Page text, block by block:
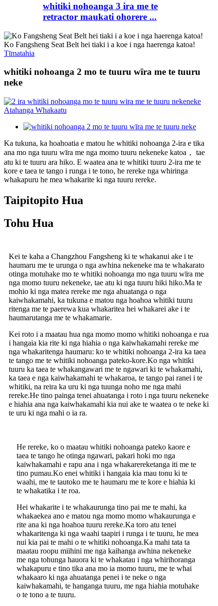
whitiki nohoanga 3 ira me te
retractor maukati ohorere ...
Ko Fangsheng Seat Belt hei tiaki i a koe i nga haerenga katoa!
Tīmatahia
whitiki nohoanga 2 mo te tuuru wīra me te tuuru
neke
Ka tukuna, ka hoahoatia e matou he whitiki nohoanga 2-ira e tika
ana mo nga tuuru wīra me nga momo tuuru nekeneke katoa， tae
atu ki te tuuru ara hiko. E waatea ana te whitiki tuuru 2-ira me te
kore e taea te tango i runga i te tono, he rereke nga whiringa
whakapuru he mea whakarite ki nga tuuru rereke.
Taipitopito Hua
Tohu Hua
Kei te kaha a Changzhou Fangsheng ki te whakanui ake i te
haumaru me te urunga o nga awhina nekeneke ma te whakarato
otinga motuhake mo te whitiki nohoanga mo nga tuuru wīra me
nga momo tuuru nekeneke, tae atu ki nga tuuru hiki hiko.Ma te
mohio ki nga matea rereke me nga ahuatanga o nga
kaiwhakamahi, ka tukuna e matou nga hoahoa whitiki tuuru
ritenga me te paerewa kua whakaritea hei whakarei ake i te
haumarutanga me te whakamarie.
Kei roto i a maatau hua nga momo momo whitiki nohoanga e rua
i hangaia kia rite ki nga hiahia o nga kaiwhakamahi rereke me
nga whakaritenga haumaru: ko te whitiki nohoanga 2-ira ka taea
te tango me te whitiki nohoanga pateko-kore.Ko nga whitiki
tuuru ka taea te whakangawari me te ngawari ki te whakamahi,
ka taea e nga kaiwhakamahi te whakaroa, te tango pai ranei i te
whitiki, na reira ka uru ki nga tuunga noho me nga mahi
rereke.He tino painga tenei ahuatanga i roto i nga tuuru nekeneke
e hiahia ana nga kaiwhakamahi kia nui ake te waatea o te neke ki
te uru ki nga mahi o ia ra.
He rereke, ko o maatau whitiki nohoanga pateko kaore e
taea te tango he otinga ngawari, pakari hoki mo nga
kaiwhakamahi e rapu ana i nga whakarereketanga iti me te
tino pumau.Ko enei whitiki i hangaia kia mau tonu ki te
waahi, me te tautoko me te haumaru me te kore e hiahia ki
te whakatika i te roa.
Hei whakarite i te whakaurunga tino pai me te mahi, ka
whakaekea ano e matou nga momo momo whakaurunga e
rite ana ki nga hoahoa tuuru rereke.Ka toro atu tenei
whakaritenga ki nga waahi taapiri i runga i te tuuru, he mea
nui kia pai te mahi o te whitiki nohoanga.Ka mahi tata ta
maatau roopu miihini me nga kaihanga awhina nekeneke
me nga tohunga hauora ki te whakatau i nga whirihoranga
whakapuru e tino tika ana mo ia momo tuuru, me te whai
whakaaro ki nga ahuatanga penei i te neke o nga
kaiwhakamahi, te hanganga tuuru, me nga hiahia motuhake
o te tono a te tuuru.